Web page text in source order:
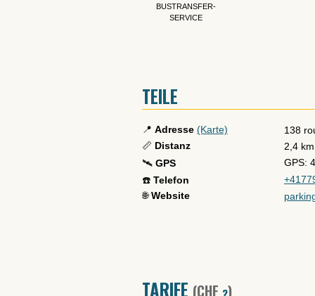
BUSTRANSFER-
SERVICE
TEILE
📍 Adresse (Karte) 138
📏 Distanz
2,4 km
🛰️ GPS
GPS:
☎️ Telefon
🌐Website
TARIFE (CHF )